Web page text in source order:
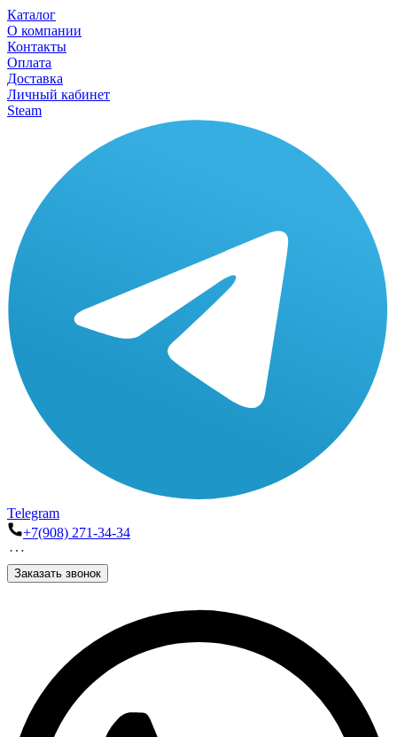
Каталог
О компании
Контакты
Оплата
Доставка
Личный кабинет
Steam
Telegram
+7(908) 271-34-34
Заказать звонок